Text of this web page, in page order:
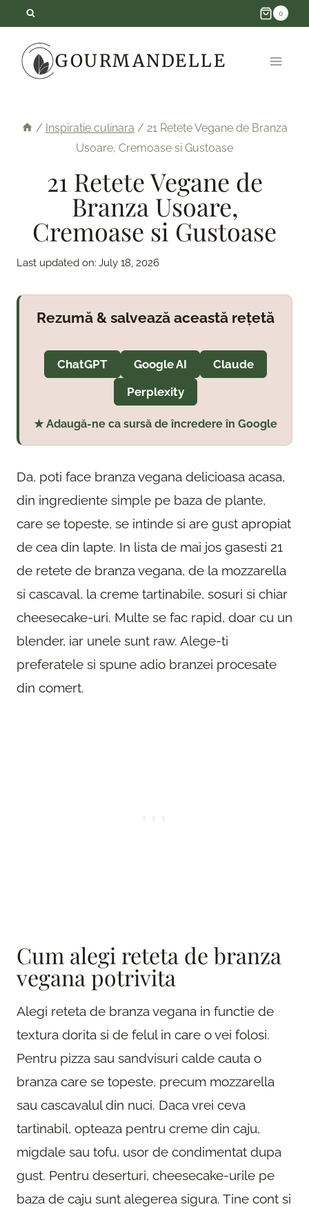
content
0
GOURMANDELLE
/ Inspiratie culinara / 21 Retete Vegane de Branza
Usoare, Cremoase si Gustoase
21 Retete Vegane de
Branza Usoare,
Cremoase si Gustoase
Last updated on: July 18, 2026
Rezumă & salvează această rețetă
ChatGPT Google AI
Claude
Perplexity
★ Adaugă-ne ca sursă de încredere în Google
Da, poti face branza vegana delicioasa acasa,
din ingrediente simple pe baza de plante,
care se topeste, se intinde si are gust apropiat
de cea din lapte. In lista de mai jos gasesti 21
de retete de branza vegana, de la mozzarella
si cascaval, la creme tartinabile, sosuri si chiar
cheesecake-uri. Multe se fac rapid, doar cu un
blender, iar unele sunt raw. Alege-ti
preferatele si spune adio branzei procesate
din comert.
Cum alegi reteta de branza
vegana potrivita
Alegi reteta de branza vegana in functie de
textura dorita si de felul in care o vei folosi.
Pentru pizza sau sandvisuri calde cauta o
branza care se topeste, precum mozzarella
sau cascavalul din nuci. Daca vrei ceva
tartinabil, opteaza pentru creme din caju,
migdale sau tofu, usor de condimentat dupa
gust. Pentru deserturi, cheesecake-urile pe
baza de caju sunt alegerea sigura. Tine cont si